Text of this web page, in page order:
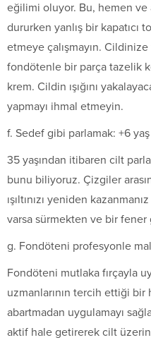
eğilimi oluyor. Bu, hemen ve
dururken yanlış bir
etmeye çalışmayın.
fondötenle bir parça tazelik
krem. Cildin ışığını
yapmayı ihmal etmeyin.
f. Sedef gibi parlamak: +6 yaş
35 yaşından itibaren cilt
bunu biliyoruz. Çizgiler
ışıltınızı yeniden
varsa sürmekten ve bir fener
g. Fondöteni profesyonle
Fondöteni mutlaka fırçayla
uzmanlarının tercih ettiği
abartmadan uygulamayı
aktif hale getirerek cilt